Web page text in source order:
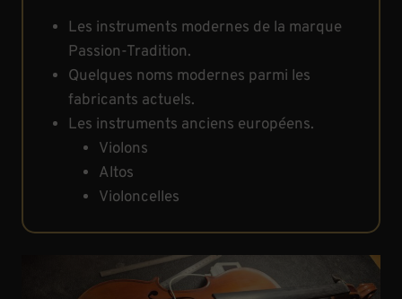
Les instruments modernes de la marque
Passion-Tradition.
Quelques noms modernes parmi les
fabricants actuels.
Les instruments anciens européens.
Violons
Altos
Violoncelles